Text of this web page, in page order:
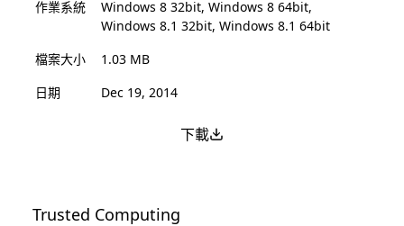
作業系統
Windows 8 32bit, Windows 8 64bit,
Windows 8.1 32bit, Windows 8.1 64bit
檔案大小
1.03 MB
日期
Dec 19, 2014
下載
Trusted Computing